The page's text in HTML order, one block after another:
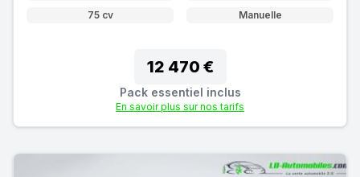
75 cv
Manuelle
12 470 €
Pack essentiel inclus
En savoir plus sur nos tarifs